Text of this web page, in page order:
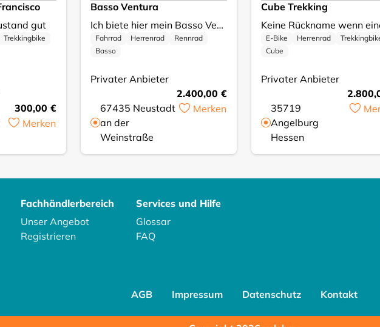
gut
Trekkingbike
300,00 €
Merken
Basso Ventura
Ich biete hier mein Basso Ventura Rennrad zum Verkauf an. Es ist ein hochwertiges Carbon-Rennrad, das für Geschwindigkeit und Komfort auf der Straße konzipiert wurde. Dieses Modell ist ideal für ambitionierte Radfahrer und bietet eine hervorragende Performance. * Rahmenmaterial: Carbon * Bremssystem: Scheibenbremsen für zuverlässige Bremskraft * Farbe: Mattes Schwarz * Marke: Basso Ventura Das Rad ist in einem sehr guten Zustand und wurde stets gepflegt. Es weist nur minimale Gebrauchsspuren auf und ist sofort einsatzbereit für deine nächste Tour. Wurde maximal 500 km gefahren. Alter 3 Jahre, Neupreis 3.000€. Rahmengröße 53cm Schreib mir einfach, wenn du Fragen hast.
Fahrrad Herrenrad
Rennrad
Basso
Privater Anbieter
2.400,00 €
67435 Neustadt
an der
Weinstraße
Merken
Cube Trekking
E-Bike Herrenrad
Cube
Privater Anbieter
35719
Angelburg
Hessen
Fachhändlerbereich
Unser Angebot
Registrieren
Services und Hilfe
Glossar
FAQ
AGB Impressum Datenschutz Kontakt